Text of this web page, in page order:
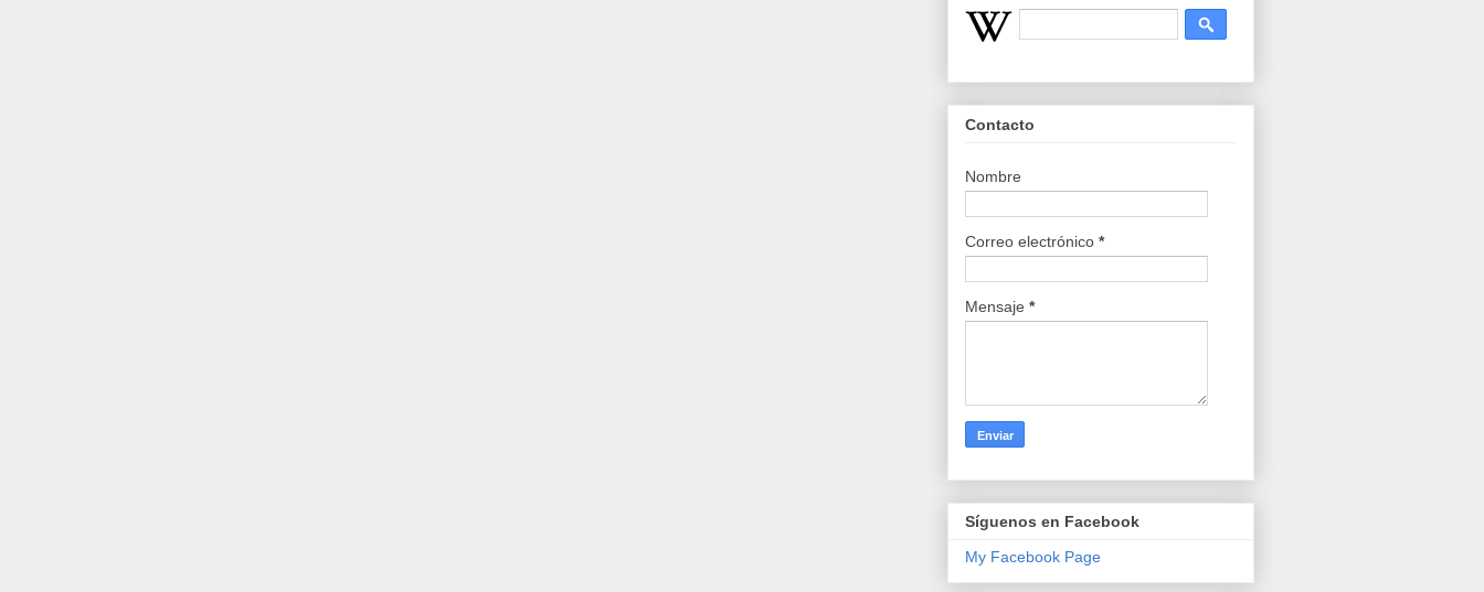
Contacto
Nombre
Correo electrónico *
Mensaje *
Síguenos en Facebook
My Facebook Page